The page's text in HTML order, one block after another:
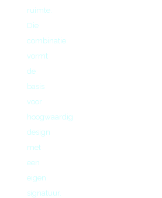
ruimte.
Die
combinatie
vormt
de
basis
voor
hoogwaardig
design
met
een
eigen
signatuur.